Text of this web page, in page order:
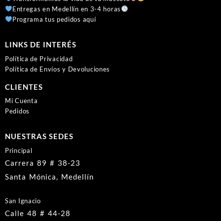
Entregas en Medellín en 3-4 horas
Programa tus pedidos aquí
LINKS DE INTERÉS
Política de Privacidad
Política de Envíos y Devoluciones
CLIENTES
Mi Cuenta
Pedidos
NUESTRAS SEDES
Principal
Carrera 89 # 38-23
Santa Mónica, Medellín
San Ignacio
Calle 48 # 44-28